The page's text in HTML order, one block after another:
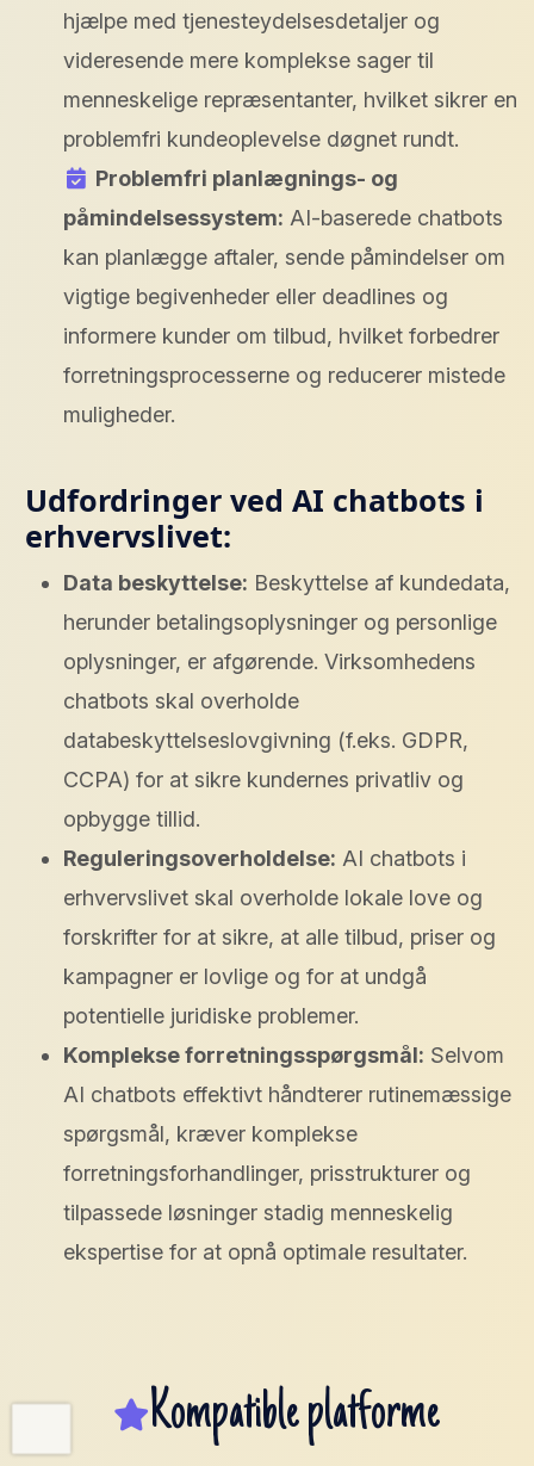
hjælpe med tjenesteydelsesdetaljer og
videresende mere komplekse sager til
menneskelige repræsentanter, hvilket sikrer en
problemfri kundeoplevelse døgnet rundt.
Problemfri planlægnings- og
påmindelsessystem: AI-baserede chatbots
kan planlægge aftaler, sende påmindelser om
vigtige begivenheder eller deadlines og
informere kunder om tilbud, hvilket forbedrer
forretningsprocesserne og reducerer mistede
muligheder.
Udfordringer ved AI chatbots i
erhvervslivet:
Data beskyttelse: Beskyttelse af kundedata,
herunder betalingsoplysninger og personlige
oplysninger, er afgørende. Virksomhedens
chatbots skal overholde
databeskyttelseslovgivning (f.eks. GDPR,
CCPA) for at sikre kundernes privatliv og
opbygge tillid.
Reguleringsoverholdelse: AI chatbots i
erhvervslivet skal overholde lokale love og
forskrifter for at sikre, at alle tilbud, priser og
kampagner er lovlige og for at undgå
potentielle juridiske problemer.
Komplekse forretningsspørgsmål: Selvom
AI chatbots effektivt håndterer rutinemæssige
spørgsmål, kræver komplekse
forretningsforhandlinger, prisstrukturer og
tilpassede løsninger stadig menneskelig
ekspertise for at opnå optimale resultater.
Kompatible platforme